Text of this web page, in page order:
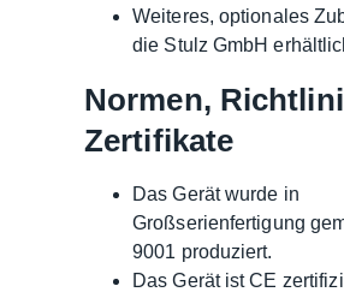
Weiteres, optionales
die Stulz GmbH
Normen,
Zertifikate
Das Gerät wurde in
Großserienfertigung
9001 produziert.
Das Gerät ist CE